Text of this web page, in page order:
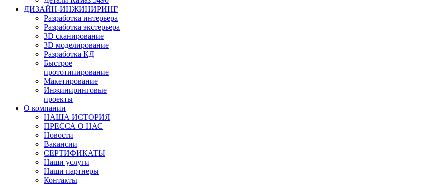
ДИЗАЙН-ИНЖИНИРИНГ
Разработка интерьера
Разработка экстерьера
3D сканирование
3D моделирование
Разработка КД
Быстрое
прототипирование
Макетирование
Инжиниринговые
проекты
О компании
НАША ИСТОРИЯ
ПРЕССА О НАС
Новости
Вакансии
СЕРТИФИКАТЫ
Наши услуги
Наши партнеры
Контакты